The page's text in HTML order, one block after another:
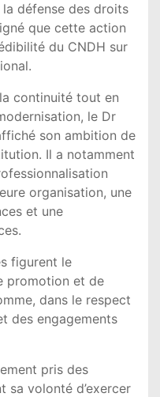
la défense des droits
que cette action
du CNDH sur
continuité tout en
le Dr
son ambition de
Il a notamment
organisation, une
et une
figurent le
promotion et de
dans le respect
des engagements
pris des
sa volonté d’exercer